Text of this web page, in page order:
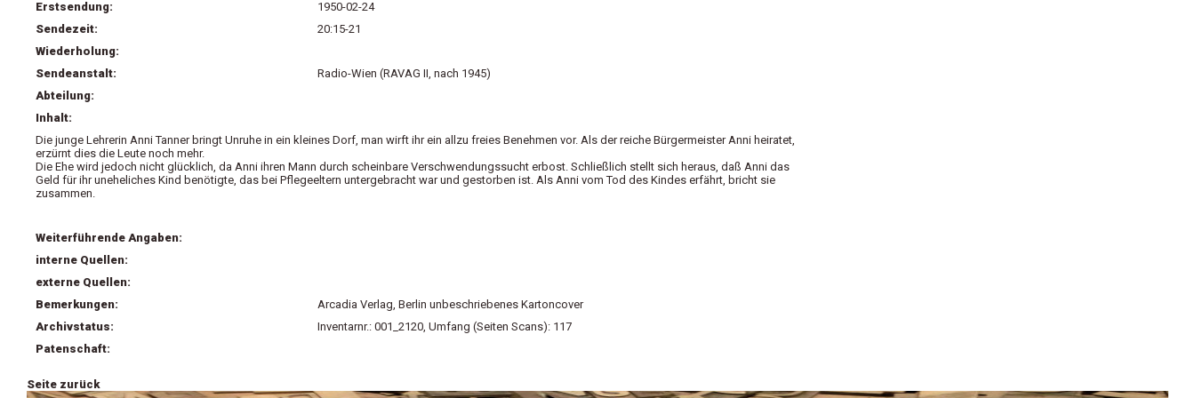
Erstsendung:
1950-02-24
Sendezeit:
20:15-21
Wiederholung:
Sendeanstalt:
Radio-Wien (RAVAG II, nach 1945)
Abteilung:
Inhalt:
Die junge Lehrerin Anni Tanner bringt Unruhe in ein kleines Dorf, man wirft ihr ein allzu freies Benehmen vor. Als der reiche Bürgermeister Anni heiratet,
erzürnt dies die Leute noch mehr.
Die Ehe wird jedoch nicht glücklich, da Anni ihren Mann durch scheinbare Verschwendungssucht erbost. Schließlich stellt sich heraus, daß Anni das
Geld für ihr uneheliches Kind benötigte, das bei Pflegeeltern untergebracht war und gestorben ist. Als Anni vom Tod des Kindes erfährt, bricht sie
zusammen.
Weiterführende Angaben:
interne Quellen:
externe Quellen:
Bemerkungen:
Arcadia Verlag, Berlin unbeschriebenes Kartoncover
Archivstatus:
Inventarnr.: 001_2120, Umfang (Seiten Scans): 117
Patenschaft:
Seite zurück